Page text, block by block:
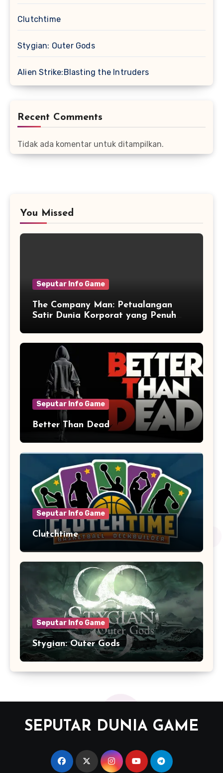
Clutchtime
Stygian: Outer Gods
Alien Strike:Blasting the Intruders
Recent Comments
Tidak ada komentar untuk ditampilkan.
You Missed
Seputar Info Game
The Company Man: Petualangan
Satir Dunia Korporat yang Penuh
Seputar Info Game
Better Than Dead
Seputar Info Game
Clutchtime
Seputar Info Game
Stygian: Outer Gods
SEPUTAR DUNIA GAME